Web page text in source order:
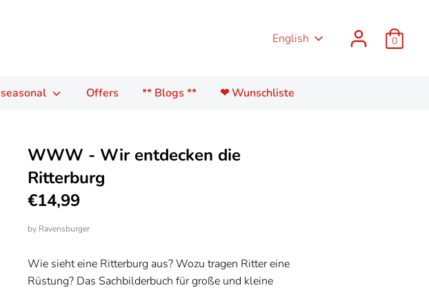
Language
English 0
seasonal Offers ** Blogs ** ❤ Wunschliste
WWW - Wir entdecken die
Ritterburg
€14,99
by Ravensburger
Wie sieht eine Ritterburg aus? Wozu tragen Ritter eine
Rüstung? Das Sachbilderbuch für große und kleine